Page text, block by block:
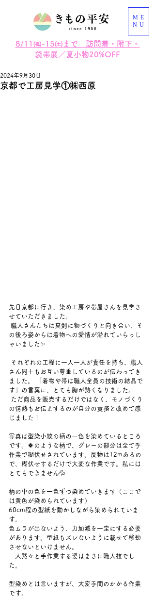
8/11㈷-15㈯まで 訪問着・附下・
袋帯展／夏小物20%OFF
ME
NU
京都で工房見学①㈱西原
2024年9月30日
先日京都に行き、染め工房や帯屋さんを見学さ
せていただきました。
の後ろ姿からは着物への愛情が溢れていらっし
ゃいました✨
さん同士もお互い尊重しているのが伝わってき
ました。 「着物や帯は職人全員の技術の結晶で
す」の言葉に、とても胸が熱くなりました。
の情熱もお伝えするのが自分の責務と改めて感
じました！
写真は型染小紋の柄の一色を染めているところ
です。🍀のような柄で、グレーの部分は全て手
作業で糊伏せされています。反物は12mあるの
で、糊伏せするだけで大変な作業です。私には
とてもできません💦
柄の中の色を一色ずつ染めていきます（ここで
は黄色が染められています）
60cm程の型紙を動かしながら染められていま
す。
色ムラが出ないよう、力加減を一定にする必要
があります。型紙もズレないように載せて移動
させないといけません。
一人黙々と手作業する姿はまさに職人技でし
た。
型染めとは言いますが、大変手間のかかる作業
です。